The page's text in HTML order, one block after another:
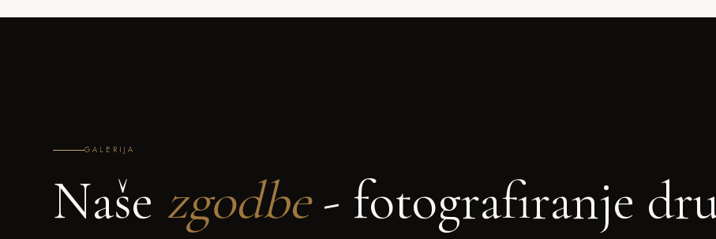
GALERIJA
Naše zgodbe- fotografiranje